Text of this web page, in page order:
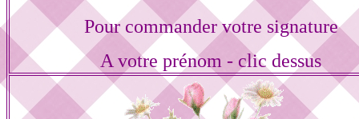
Pour commander votre signature
A votre prénom - clic dessus